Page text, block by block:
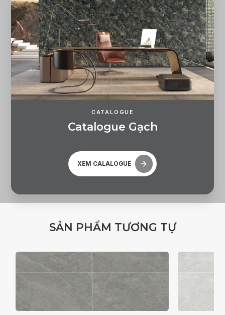
CATALOGUE
Catalogue Gạch
XEM CALALOGUE
SẢN PHẨM TƯƠNG TỰ